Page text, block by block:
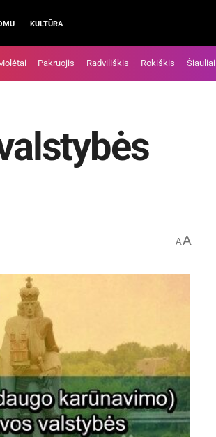
KULTŪRA
Pakruojis Radviliškis Rokiškis Šiauliai
AA